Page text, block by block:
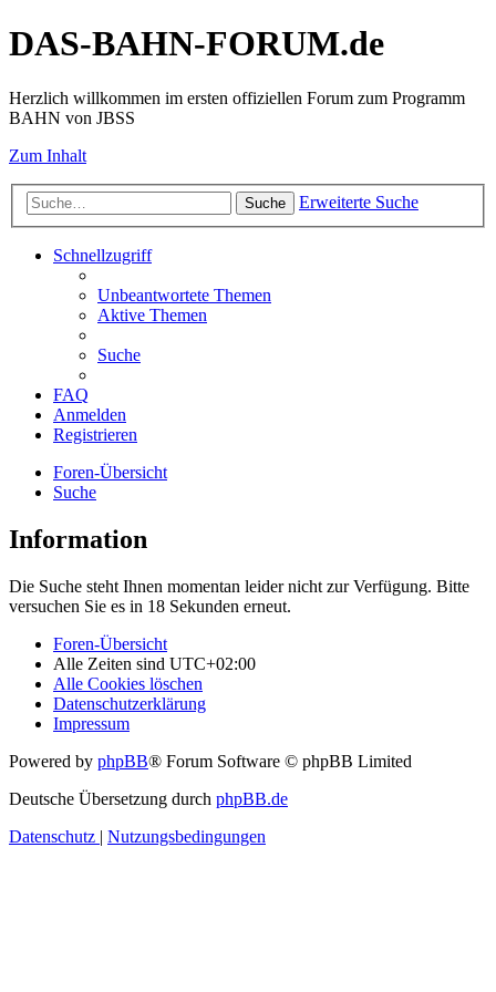
DAS-BAHN-FORUM.de
Herzlich willkommen im ersten offiziellen Forum zum Programm
BAHN von JBSS
Zum Inhalt
Suche Erweiterte Suche
Schnellzugriff
Unbeantwortete Themen
Aktive Themen
Suche
FAQ
Anmelden
Registrieren
Foren-Übersicht
Suche
Information
Die Suche steht Ihnen momentan leider nicht zur Verfügung. Bitte
versuchen Sie es in 18 Sekunden erneut.
Foren-Übersicht
Alle Zeiten sind UTC+02:00
Alle Cookies löschen
Datenschutzerklärung
Impressum
Powered by phpBB® Forum Software © phpBB Limited
Deutsche Übersetzung durch phpBB.de
Datenschutz | Nutzungsbedingungen